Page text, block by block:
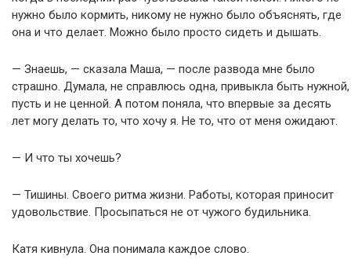
нужно было кормить, никому не нужно было объяснять, где
она и что делает. Можно было просто сидеть и дышать.
— Знаешь, — сказала Маша, — после развода мне было
страшно. Думала, не справлюсь одна, привыкла быть нужной,
пусть и не ценной. А потом поняла, что впервые за десять
лет могу делать то, что хочу я. Не то, что от меня ожидают.
— И что ты хочешь?
— Тишины. Своего ритма жизни. Работы, которая приносит
удовольствие. Просыпаться не от чужого будильника.
Катя кивнула. Она понимала каждое слово.